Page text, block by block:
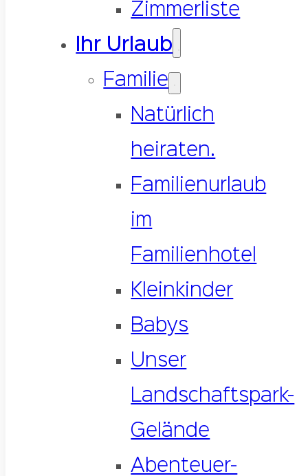
Zimmerliste
Ihr Urlaub
Familie
Natürlich
heiraten.
Familienurlaub
im
Familienhotel
Kleinkinder
Babys
Unser
Landschaftspark-
Gelände
Abenteuer-